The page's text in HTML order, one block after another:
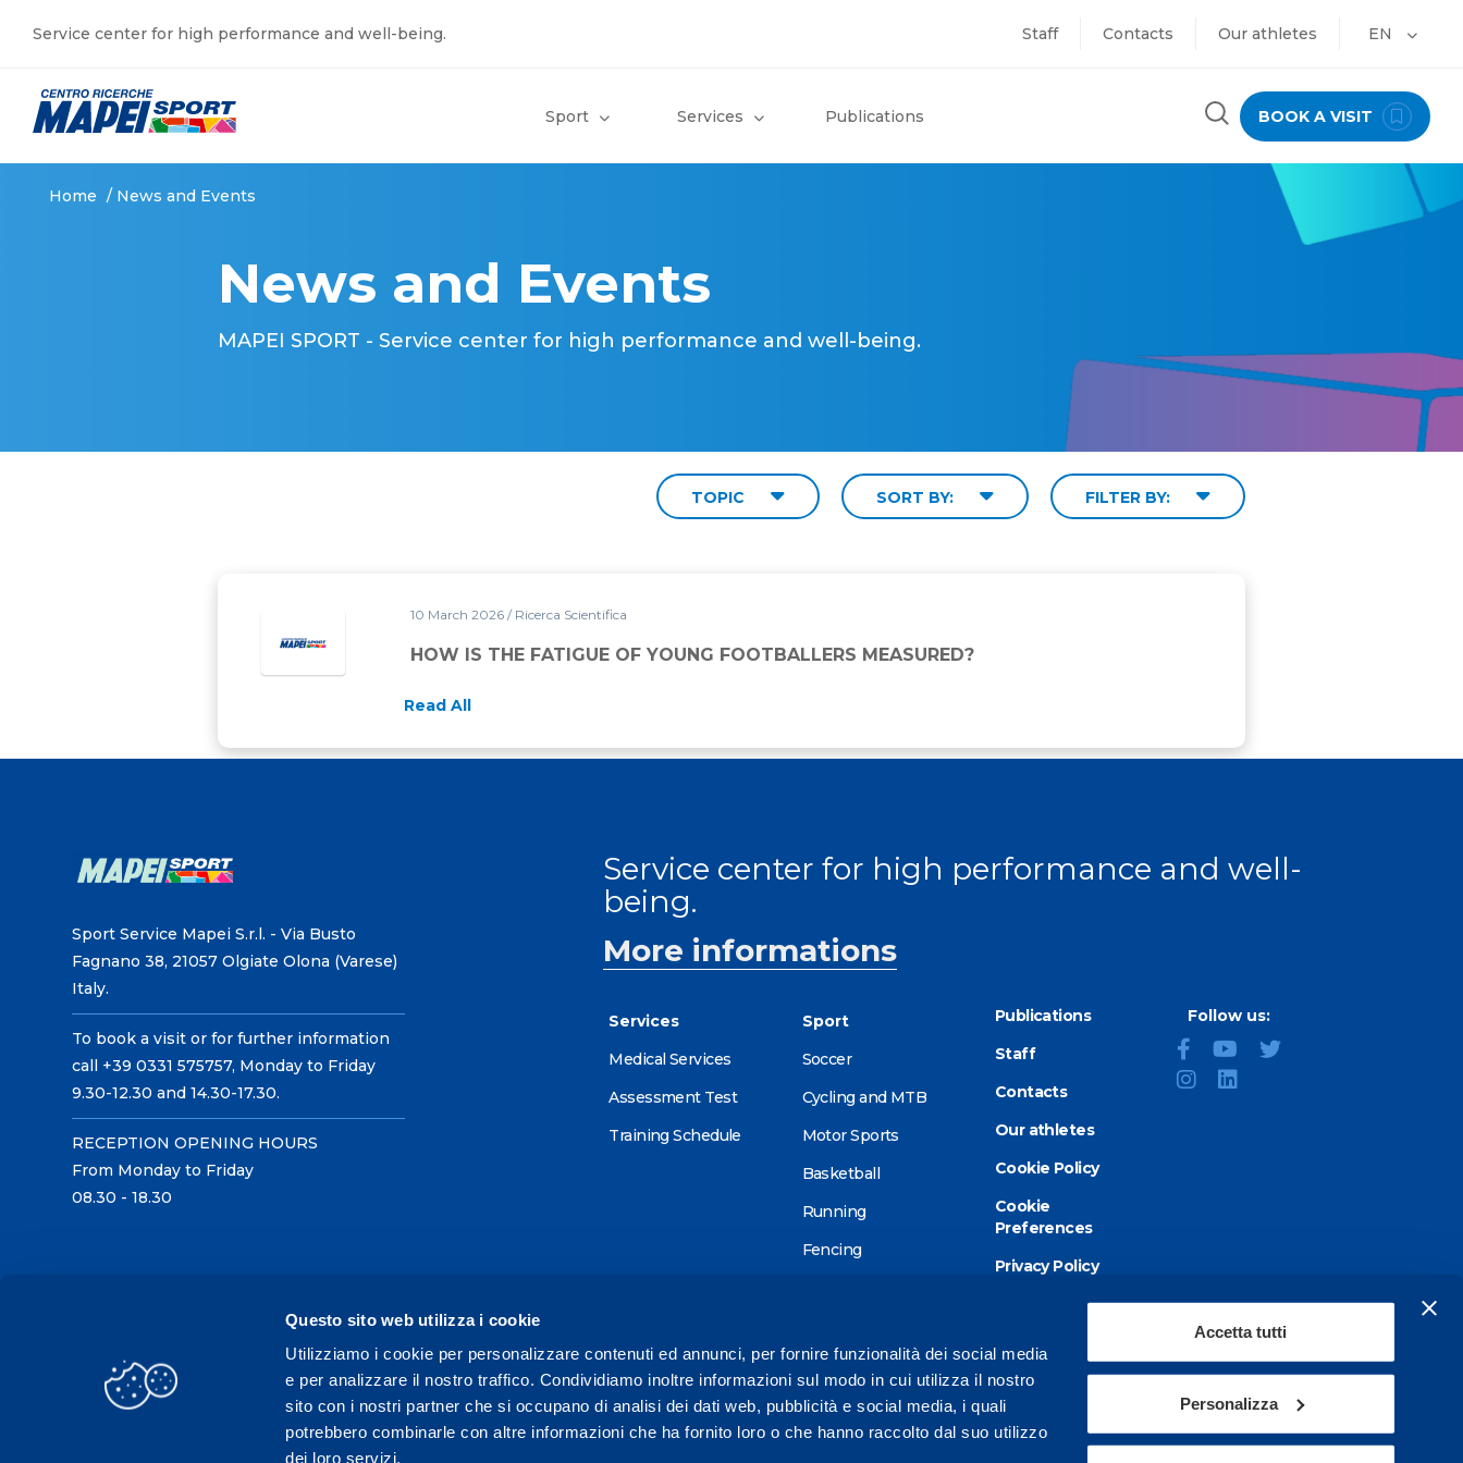
Questo sito web utilizza i cookie
Utilizziamo i cookie per personalizzare contenuti ed annunci, per fornire funzionalità dei social media
e per analizzare il nostro traffico. Condividiamo inoltre informazioni sul modo in cui utilizza il nostro
sito con i nostri partner che si occupano di analisi dei dati web, pubblicità e social media, i quali
potrebbero combinarle con altre informazioni che ha fornito loro o che hanno raccolto dal suo utilizzo
dei loro servizi.
Accetta tutti
Personalizza
Service center for high performance and well-being. Staff Contacts Our athletes EN
Sport Services Publications BOOK A VISIT
Home / News and Events
News and Events
MAPEI SPORT - Service center for high performance and well-being.
TOPIC SORT BY: FILTER BY:
10 March 2026 / Ricerca Scientifica
HOW IS THE FATIGUE OF YOUNG FOOTBALLERS MEASURED?
Read All
Sport Service Mapei S.r.l. - Via Busto
Fagnano 38, 21057 Olgiate Olona (Varese)
Italy.
To book a visit or for further information
call +39 0331 575757, Monday to Friday
9.30-12.30 and 14.30-17.30.
RECEPTION OPENING HOURS
From Monday to Friday
08.30 - 18.30
Service center for high performance and well-
being.
More informations
Services
Medical Services
Assessment Test
Training Schedule
Sport
Soccer
Cycling and MTB
Motor Sports
Basketball
Running
Fencing
Triathlon
Wellness
Other sports
Publications
Staff
Contacts
Our athletes
Cookie Policy
Cookie
Preferences
Privacy Policy
Accessibility
Follow us: